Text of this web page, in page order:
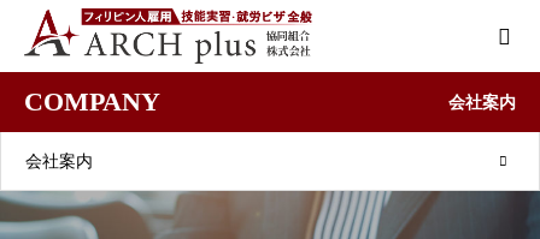
COMPANY 会社案内
会社案内